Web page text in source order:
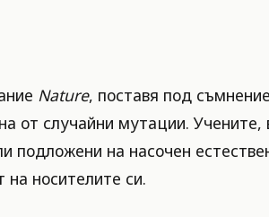
Nature, поставя под
от случайни мутации. Учените,
подложени на насочен
на носителите си.